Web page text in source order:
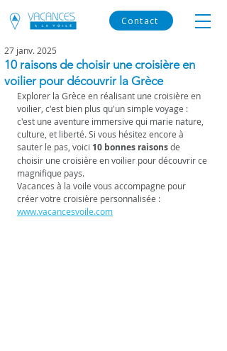
Contact
10 raisons de choisir une croisière en
voilier pour découvrir la Grèce
27 janv. 2025
Explorer la Grèce en réalisant une croisière en
voilier, c'est bien plus qu'un simple voyage :
c'est une aventure immersive qui marie nature,
culture, et liberté. Si vous hésitez encore à
sauter le pas, voici 10 bonnes raisons de
choisir une croisière en voilier pour découvrir ce
magnifique pays.
Vacances à la voile vous accompagne pour
créer votre croisière personnalisée :
www.vacancesvoile.com